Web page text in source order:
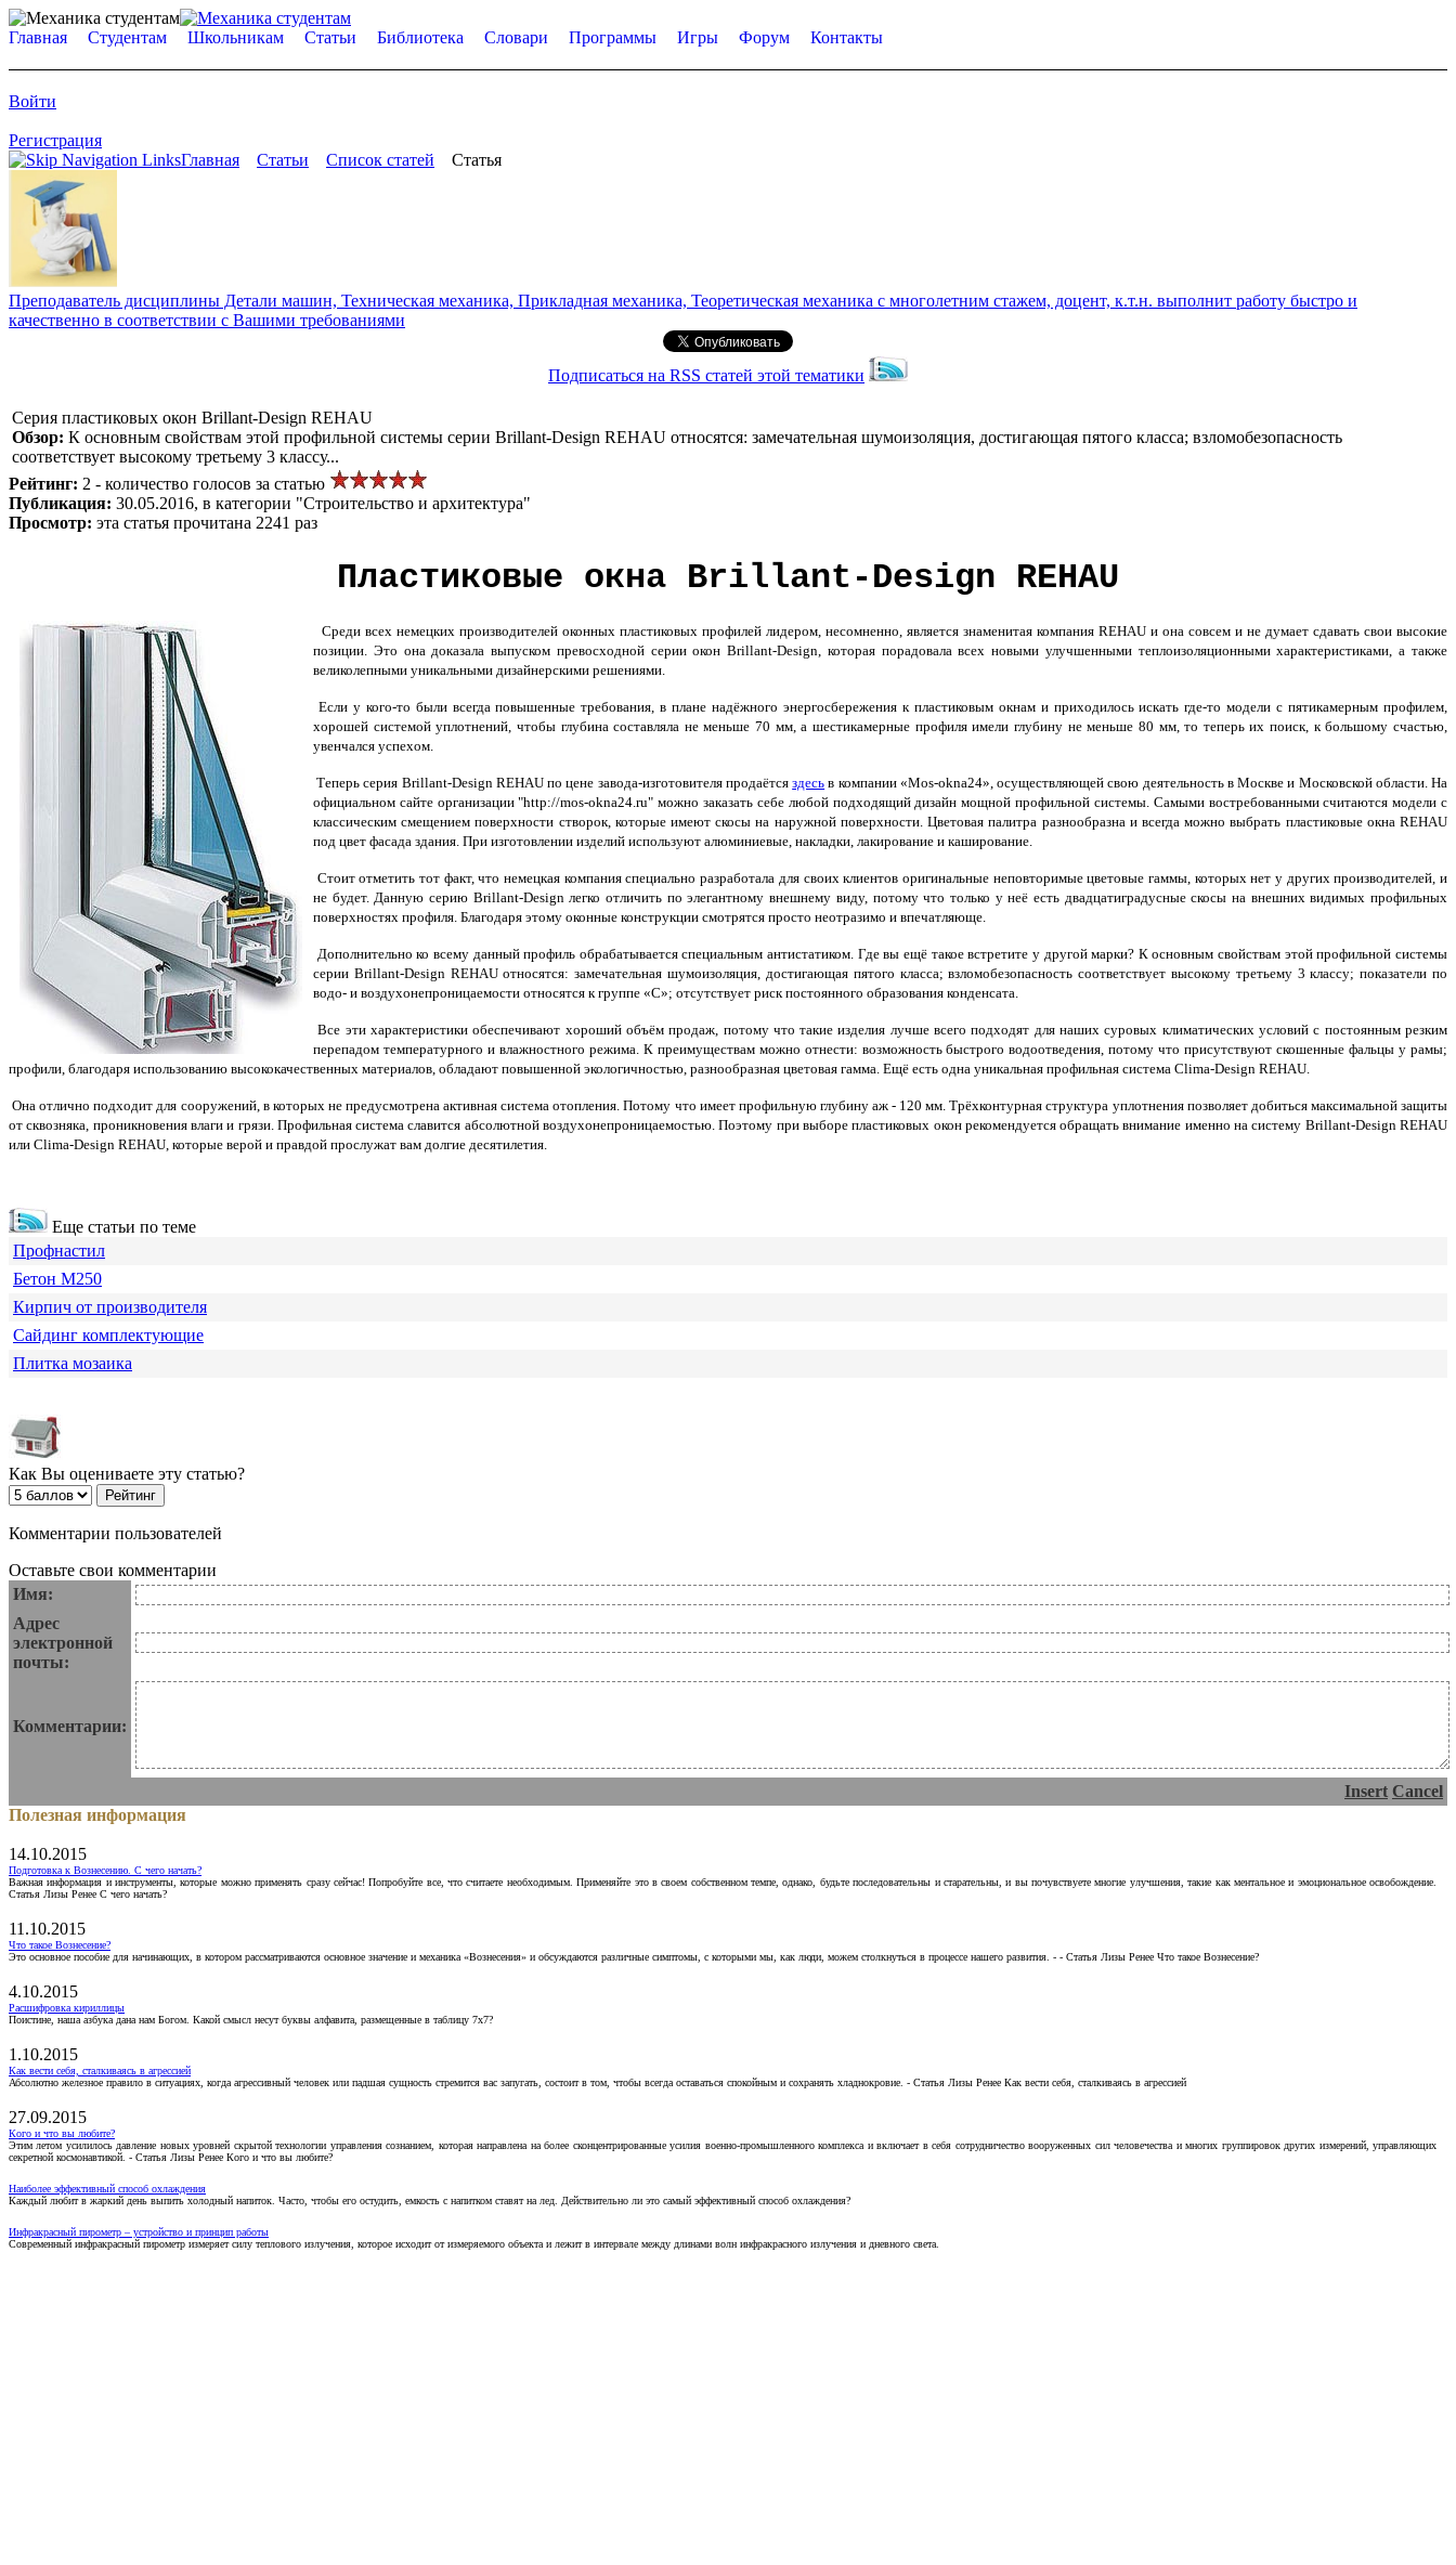
Главная Студентам Школьникам Статьи Библиотека Словари Программы Игры Форум Контакты
Войти
Регистрация
Главная
Статьи Список статей Статья
Преподаватель дисциплины Детали машин, Техническая механика, Прикладная механика, Теоретическая механика с многолетним стажем, доцент, к.т.н. выполнит работу быстро и
качественно в соответствии с Вашими требованиями
Подписаться на RSS статей этой тематики
Серия пластиковых окон Brillant-Design REHAU
Обзор: К основным свойствам этой профильной системы серии Brillant-Design REHAU относятся: замечательная шумоизоляция, достигающая пятого класса; взломобезопасность
соответствует высокому третьему 3 классу...
Рейтинг: 2 - количество голосов за статью
Публикация: 30.05.2016, в категории "Строительство и архитектура"
Просмотр: эта статья прочитана 2241 раз
Пластиковые окна Brillant-Design REHAU
Среди всех немецких производителей оконных пластиковых профилей лидером, несомненно, является знаменитая компания REHAU и она совсем и не думает сдавать свои высокие
позиции. Это она доказала выпуском превосходной серии окон Brillant-Design, которая порадовала всех новыми улучшенными теплоизоляционными характеристиками, а также
великолепными уникальными дизайнерскими решениями.
Если у кого-то были всегда повышенные требования, в плане надёжного энергосбережения к пластиковым окнам и приходилось искать где-то модели с пятикамерным профилем,
хорошей системой уплотнений, чтобы глубина составляла не меньше 70 мм, а шестикамерные профиля имели глубину не меньше 80 мм, то теперь их поиск, к большому счастью,
увенчался успехом.
Теперь серия Brillant-Design REHAU по цене завода-изготовителя продаётсяздесь в компании «Mos-okna24», осуществляющей свою деятельность в Москве и Московской области. На
официальном сайте организации "http://mos-okna24.ru" можно заказать себе любой подходящий дизайн мощной профильной системы. Самыми востребованными считаются модели с
классическим смещением поверхности створок, которые имеют скосы на наружной поверхности. Цветовая палитра разнообразна и всегда можно выбрать пластиковые окна REHAU
под цвет фасада здания. При изготовлении изделий используют алюминиевые, накладки, лакирование и каширование.
Стоит отметить тот факт, что немецкая компания специально разработала для своих клиентов оригинальные неповторимые цветовые гаммы, которых нет у других производителей, и
не будет. Данную серию Brillant-Design легко отличить по элегантному внешнему виду, потому что только у неё есть двадцатиградусные скосы на внешних видимых профильных
поверхностях профиля. Благодаря этому оконные конструкции смотрятся просто неотразимо и впечатляюще.
Дополнительно ко всему данный профиль обрабатывается специальным антистатиком. Где вы ещё такое встретите у другой марки? К основным свойствам этой профильной системы
серии Brillant-Design REHAU относятся: замечательная шумоизоляция, достигающая пятого класса; взломобезопасность соответствует высокому третьему 3 классу; показатели по
водо- и воздухонепроницаемости относятся к группе «С»; отсутствует риск постоянного образования конденсата.
Все эти характеристики обеспечивают хороший объём продаж, потому что такие изделия лучше всего подходят для наших суровых климатических условий с постоянным резким
перепадом температурного и влажностного режима. К преимуществам можно отнести: возможность быстрого водоотведения, потому что присутствуют скошенные фальцы у рамы;
профили, благодаря использованию высококачественных материалов, обладают повышенной экологичностью, разнообразная цветовая гамма. Ещё есть одна уникальная профильная система Clima-Design REHAU.
Она отлично подходит для сооружений, в которых не предусмотрена активная система отопления. Потому что имеет профильную глубину аж - 120 мм. Трёхконтурная структура уплотнения позволяет добиться максимальной защиты
от сквозняка, проникновения влаги и грязи. Профильная система славится абсолютной воздухонепроницаемостью. Поэтому при выборе пластиковых окон рекомендуется обращать внимание именно на систему Brillant-Design REHAU
или Clima-Design REHAU, которые верой и правдой прослужат вам долгие десятилетия.
Еще статьи по теме
Профнастил
Бетон М250
Кирпич от производителя
Сайдинг комплектующие
Плитка мозаика
Как Вы оцениваете эту статью?
Комментарии пользователей
Оставьте свои комментарии
Имя:
Адрес
электронной
почты:
Комментарии:
Insert Cancel
Полезная информация
14.10.2015
Подготовка к Вознесению. С чего начать?
Важная информация и инструменты, которые можно применять сразу сейчас! Попробуйте все, что считаете необходимым. Применяйте это в своем собственном темпе, однако, будьте последовательны и старательны, и вы почувствуете многие улучшения, такие как ментальное и эмоциональное освобождение.
Статья Лизы Ренее С чего начать?
11.10.2015
Что такое Вознесение?
Это основное пособие для начинающих, в котором рассматриваются основное значение и механика «Вознесения» и обсуждаются различные симптомы, с которыми мы, как люди, можем столкнуться в процессе нашего развития. - - Статья Лизы Ренее Что такое Вознесение?
4.10.2015
Расшифровка кириллицы
Поистине, наша азбука дана нам Богом. Какой смысл несут буквы алфавита, размещенные в таблицу 7х7?
1.10.2015
Как вести себя, сталкиваясь в агрессией
Абсолютно железное правило в ситуациях, когда агрессивный человек или падшая сущность стремится вас запугать, состоит в том, чтобы всегда оставаться спокойным и сохранять хладнокровие. - Статья Лизы Ренее Как вести себя, сталкиваясь в агрессией
27.09.2015
Кого и что вы любите?
Этим летом усилилось давление новых уровней скрытой технологии управления сознанием, которая направлена на более сконцентрированные усилия военно-промышленного комплекса и включает в себя сотрудничество вооруженных сил человечества и многих группировок других измерений, управляющих
секретной космонавтикой. - Статья Лизы Ренее Кого и что вы любите?
Наиболее эффективный способ охлаждения
Каждый любит в жаркий день выпить холодный напиток. Часто, чтобы его остудить, емкость с напитком ставят на лед. Действительно ли это самый эффективный способ охлаждения?
Инфракрасный пирометр – устройство и принцип работы
Современный инфракрасный пирометр измеряет силу теплового излучения, которое исходит от измеряемого объекта и лежит в интервале между длинами волн инфракрасного излучения и дневного света.